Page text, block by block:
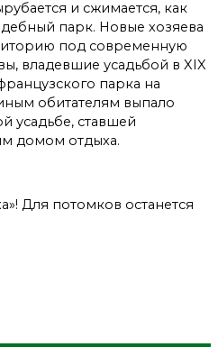
и сжимается, как
парк. Новые хозяева
под современную
владевшие усадьбой в XIX
парка на
обитателям выпало
усадьбе, ставшей
домом отдыха.
Для потомков останется